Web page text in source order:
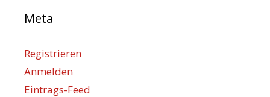
Meta
Registrieren
Anmelden
Eintrags-Feed